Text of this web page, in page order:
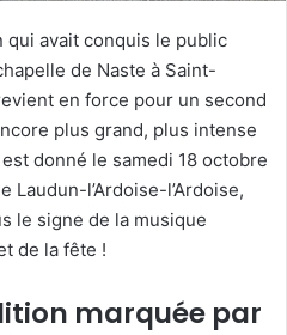
avait conquis le public
de Naste à Saint-
en force pour un second
plus grand, plus intense
donné le samedi 18 octobre
Laudun-l’Ardoise-l’Ardoise,
le signe de la musique
de la fête !
marquée par